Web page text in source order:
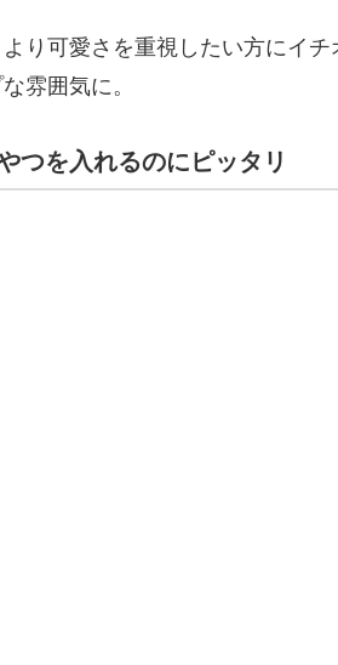
り可愛さを重視したい方にイ
雰囲気に。
つを入れるのにピッタリ